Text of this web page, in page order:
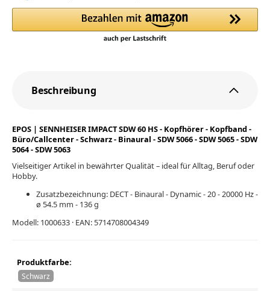
Beschreibung
EPOS | SENNHEISER IMPACT SDW 60 HS - Kopfhörer - Kopfband -
Büro/Callcenter - Schwarz - Binaural - SDW 5066 - SDW 5065 - SDW
5064 - SDW 5063
Vielseitiger Artikel in bewährter Qualität – ideal für Alltag, Beruf oder
Hobby.
Zusatzbezeichnung: DECT - Binaural - Dynamic - 20 - 20000 Hz -
ø 54.5 mm - 136 g
Modell: 1000633 · EAN: 5714708004349
Produktfarbe:
Schwarz